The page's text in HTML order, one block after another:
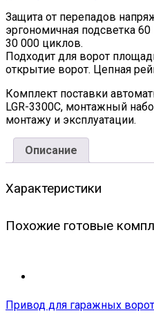
Защита от перепадов
эргономичная подсветка
30 000 циклов.
Подходит для ворот
открытие ворот. Цепная
Комплект поставки
LGR-3300C, монтажный
монтажу и эксплуатации.
Описание
Характеристики
Похожие готовые
Привод для гаражных